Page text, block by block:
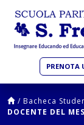
PRENOTA
/ Bacheca
DOCENTE DEL